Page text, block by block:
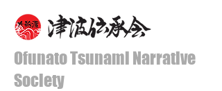
Ofunato Tsunami Narrative
Society